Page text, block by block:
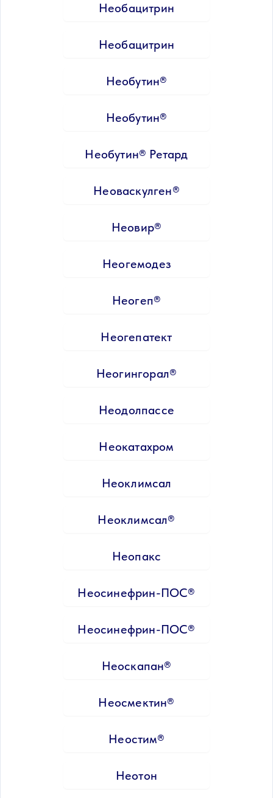
Необацитрин
Необацитрин
Необутин®
Необутин®
Необутин® Ретард
Неоваскулген®
Неовир®
Неогемодез
Неогеп®
Неогепатект
Неогингорал®
Неодолпассе
Неокатахром
Неоклимсал
Неоклимсал®
Неопакс
Неосинефрин-ПОС®
Неосинефрин-ПОС®
Неоскапан®
Неосмектин®
Неостим®
Неотон